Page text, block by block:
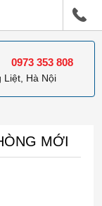
0973 353 808
Liệt, Hà Nội
MỚI